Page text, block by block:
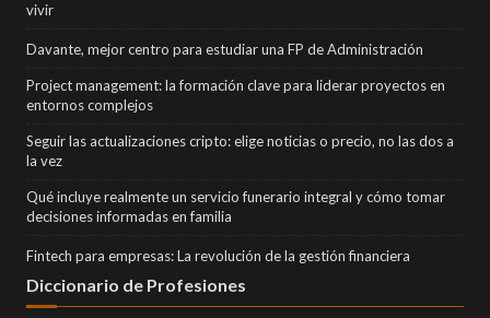
vivir
Davante, mejor centro para estudiar una FP de Administración
Project management: la formación clave para liderar proyectos en
entornos complejos
Seguir las actualizaciones cripto: elige noticias o precio, no las dos a
la vez
Qué incluye realmente un servicio funerario integral y cómo tomar
decisiones informadas en familia
Fintech para empresas: La revolución de la gestión financiera
Diccionario de Profesiones